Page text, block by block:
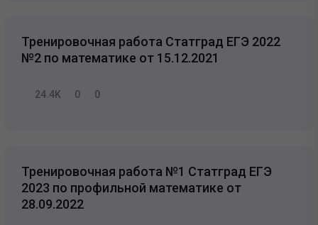
Тренировочная работа Статград ЕГЭ 2022
№2 по математике от 15.12.2021
24.4K 0 0
Тренировочная работа №1 Статград ЕГЭ
2023 по профильной математике от
28.09.2022